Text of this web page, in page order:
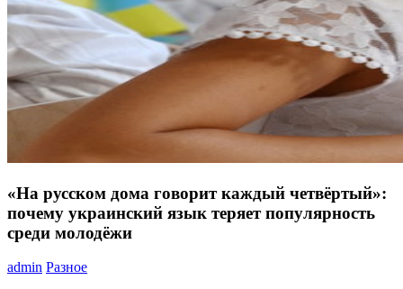
«На русском дома говорит каждый четвёртый»:
почему украинский язык теряет популярность
среди молодёжи
admin Разное